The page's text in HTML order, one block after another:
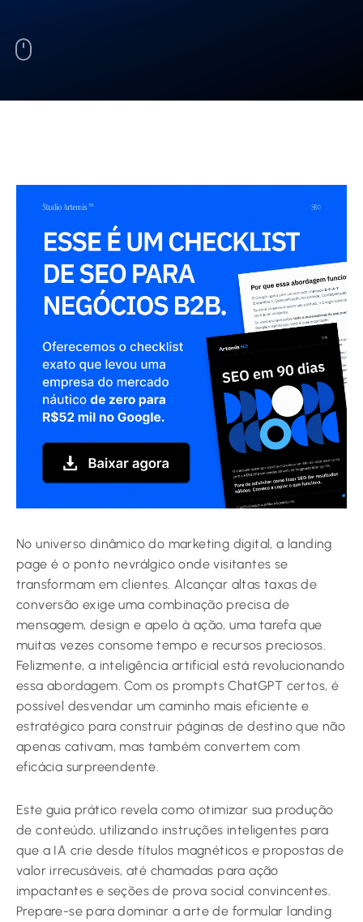
No universo dinâmico do marketing digital, a landing
page é o ponto nevrálgico onde visitantes se
transformam em clientes. Alcançar altas taxas de
conversão exige uma combinação precisa de
mensagem, design e apelo à ação, uma tarefa que
muitas vezes consome tempo e recursos preciosos.
Felizmente, a inteligência artificial está revolucionando
essa abordagem. Com os prompts ChatGPT certos, é
possível desvendar um caminho mais eficiente e
estratégico para construir páginas de destino que não
apenas cativam, mas também convertem com
eficácia surpreendente.
Este guia prático revela como otimizar sua produção
de conteúdo, utilizando instruções inteligentes para
que a IA crie desde títulos magnéticos e propostas de
valor irrecusáveis, até chamadas para ação
impactantes e seções de prova social convincentes.
Prepare-se para dominar a arte de formular landing